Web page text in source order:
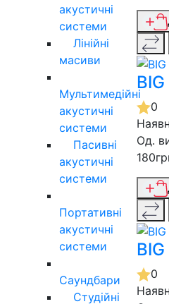
акустичні
системи
Лінійні
масиви
Мультимедійні
акустичні
системи
Пасивні
акустичні
системи
Портативні
акустичні
системи
Саундбари
Студійні
0
Од.
0